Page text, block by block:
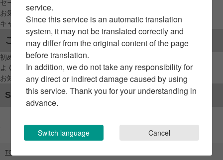
セールアイテムから探す
お気に入りから探す
キャンペーン/クーポン対象から探す
ご利用案内
初めてのお客様へ
よくあるご質問 / お問い合わせ
お知らせ
SNSアカウント
TOP
service.
Since this service is an automatic translation
system, it may not be translated correctly and
may differ from the original content of the page
before translation.
In addition, we do not take any responsibility for
any direct or indirect damage caused by using
this service. Thank you for your understanding in
advance.
Switch language Cancel